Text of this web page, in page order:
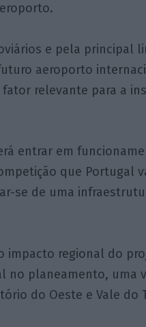
e pela principal
aeroporto
relevante para a
entrar em
que Portugal
se de uma
impacto regional do
no planeamento, uma
do Oeste e Vale do